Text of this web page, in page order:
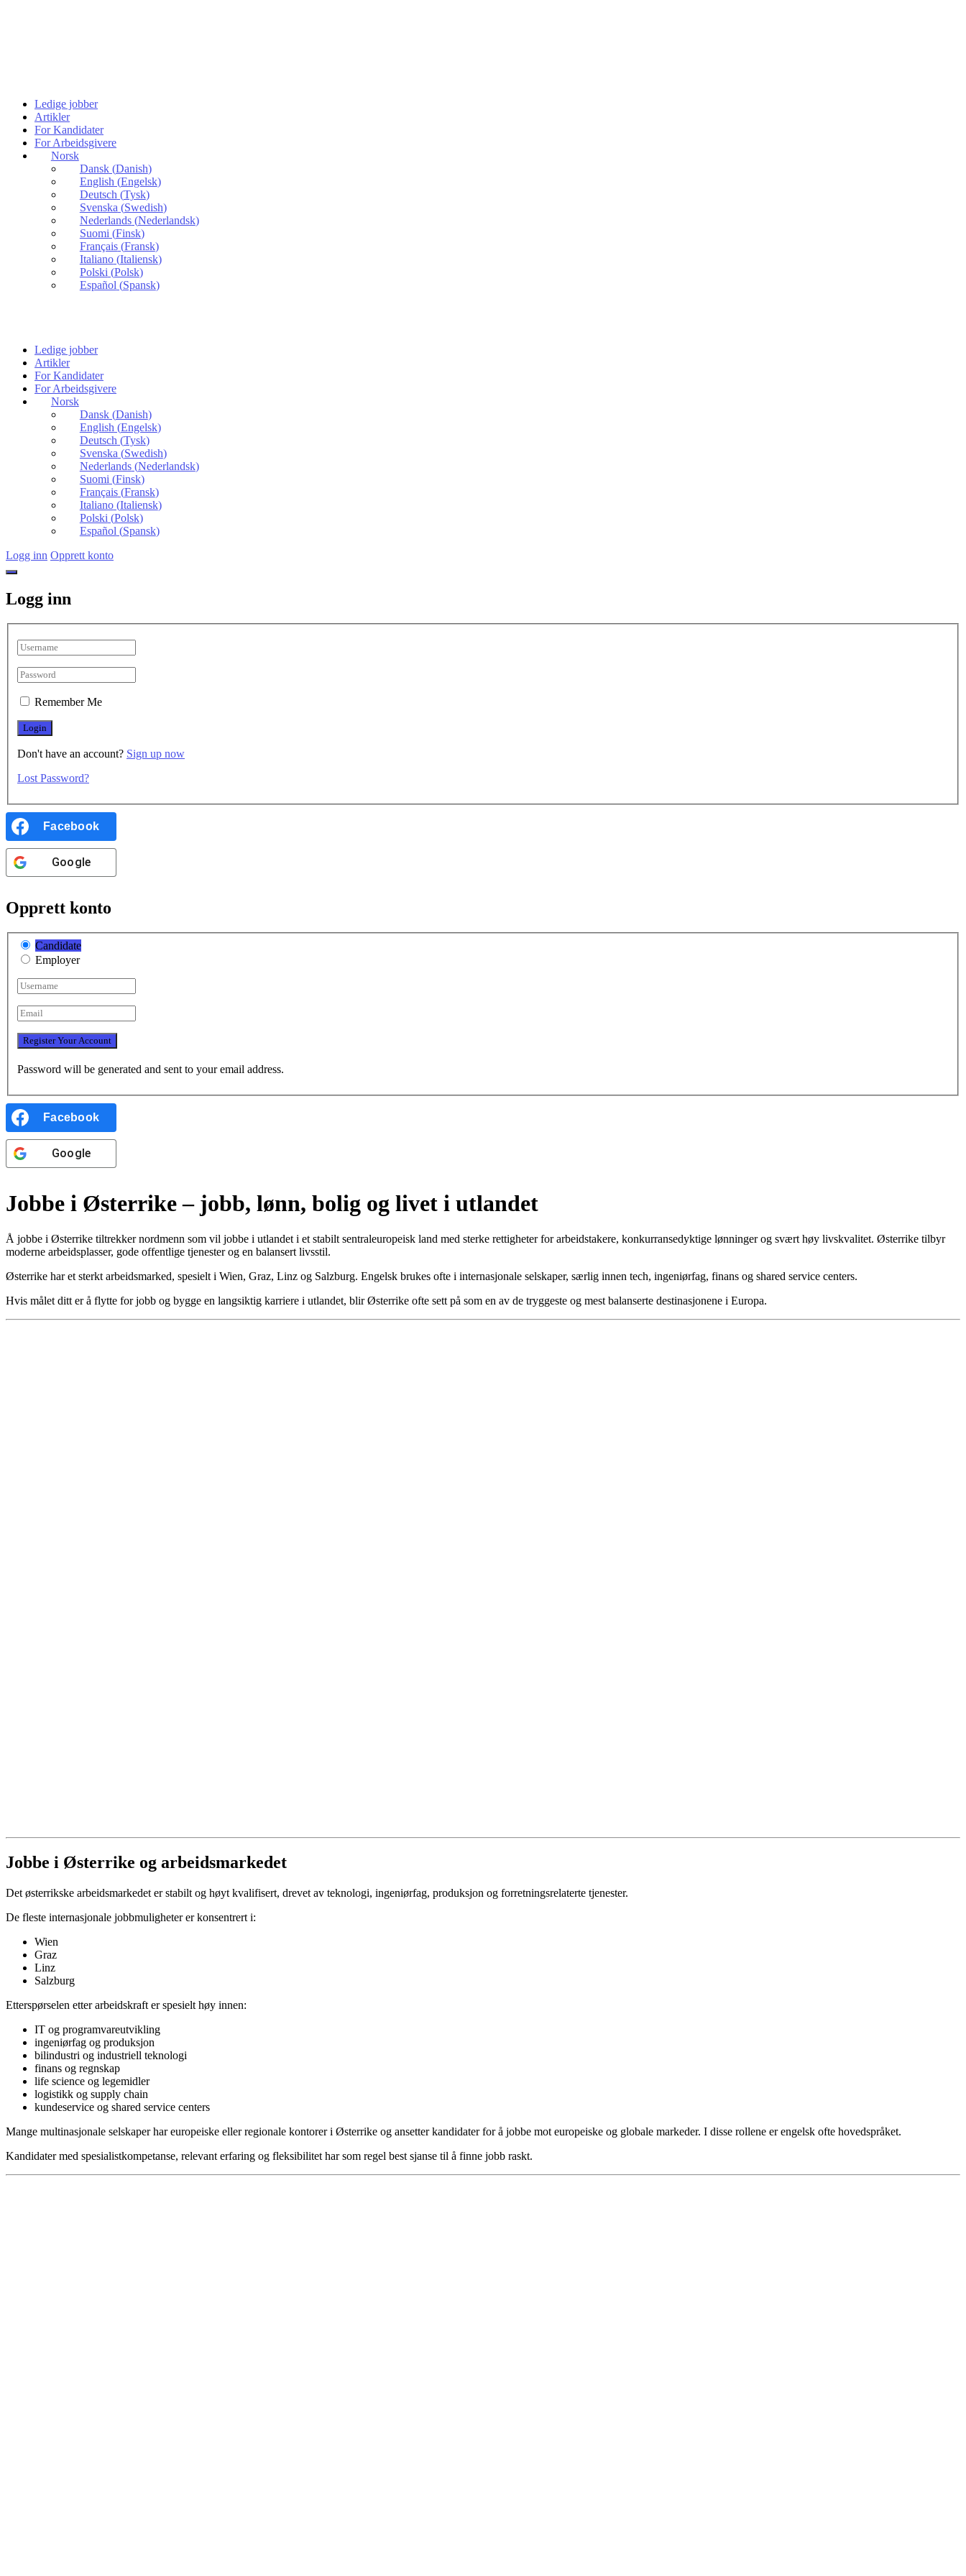
Ledige jobber
Artikler
For Kandidater
For Arbeidsgivere
Norsk
Dansk(Danish)
English (Engelsk)
Deutsch (Tysk)
Svenska (Swedish)
Nederlands(Nederlandsk)
Suomi (Finsk)
Français(Fransk)
Italiano(Italiensk)
Polski (Polsk)
Español (Spansk)
Ledige jobber
Artikler
For Kandidater
For Arbeidsgivere
Norsk
Dansk(Danish)
English (Engelsk)
Deutsch (Tysk)
Svenska (Swedish)
Nederlands(Nederlandsk)
Suomi (Finsk)
Français(Fransk)
Italiano(Italiensk)
Polski (Polsk)
Español (Spansk)
Logg inn Opprett konto
Logg inn
Remember Me
Don't have an account? Sign up now
Lost Password?
Facebook
Google
Opprett konto
Candidate
Employer
Password will be generated and sent to your email address.
Facebook
Google
Jobbe i Østerrike – jobb, lønn, bolig og livet i utlandet
Å jobbe i Østerrike tiltrekker nordmenn som vil jobbe i utlandet i et stabilt sentraleuropeisk land med sterke rettigheter for arbeidstakere, konkurransedyktige lønninger og svært høy livskvalitet. Østerrike tilbyr
moderne arbeidsplasser, gode offentlige tjenester og en balansert livsstil.
Østerrike har et sterkt arbeidsmarked, spesielt i Wien, Graz, Linz og Salzburg. Engelsk brukes ofte i internasjonale selskaper, særlig innen tech, ingeniørfag, finans og shared service centers.
Hvis målet ditt er å flytte for jobb og bygge en langsiktig karriere i utlandet, blir Østerrike ofte sett på som en av de tryggeste og mest balanserte destinasjonene i Europa.
Jobbe i Østerrike og arbeidsmarkedet
Det østerrikske arbeidsmarkedet er stabilt og høyt kvalifisert, drevet av teknologi, ingeniørfag, produksjon og forretningsrelaterte tjenester.
De fleste internasjonale jobbmuligheter er konsentrert i:
Wien
Graz
Linz
Salzburg
Etterspørselen etter arbeidskraft er spesielt høy innen:
IT og programvareutvikling
ingeniørfag og produksjon
bilindustri og industriell teknologi
finans og regnskap
life science og legemidler
logistikk og supply chain
kundeservice og shared service centers
Mange multinasjonale selskaper har europeiske eller regionale kontorer i Østerrike og ansetter kandidater for å jobbe mot europeiske og globale markeder. I disse rollene er engelsk ofte hovedspråket.
Kandidater med spesialistkompetanse, relevant erfaring og fleksibilitet har som regel best sjanse til å finne jobb raskt.